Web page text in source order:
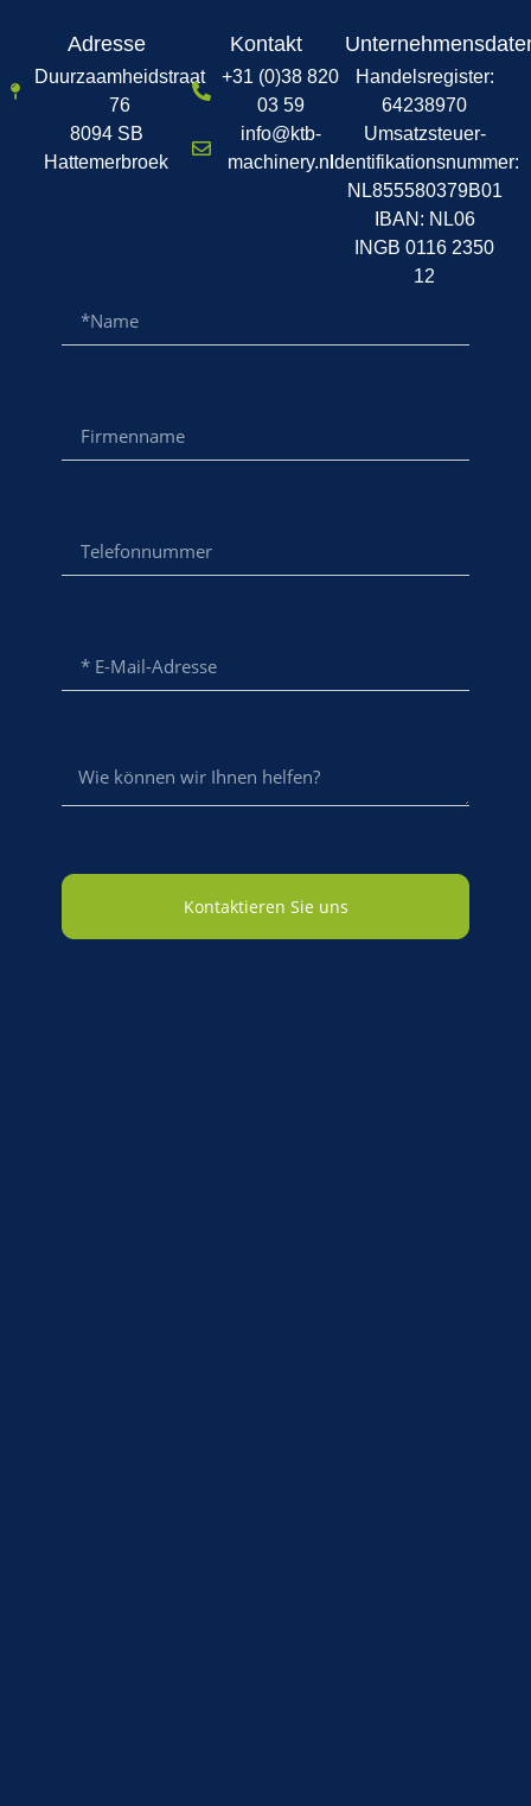
Adresse
Duurzaamheidstraat
76
8094 SB
Hattemerbroek
Kontakt
+31 (0)38 820
03 59
info@ktb-
machinery.nl
Handelsregister:
64238970
Umsatzsteuer-
Identifikationsnummer:
NL855580379B01
IBAN: NL06
INGB 0116 2350
12
Kontaktieren Sie uns